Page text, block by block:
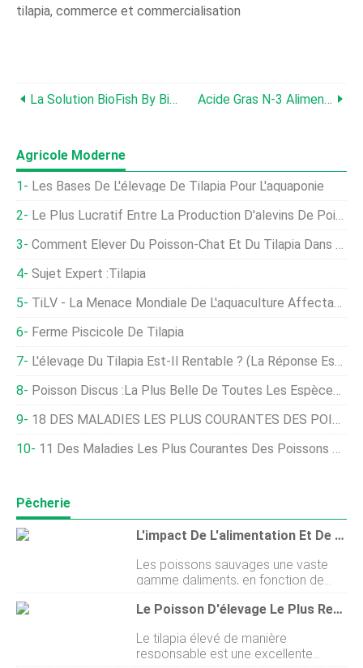
tilapia, commerce et commercialisation
La Solution BioFish By Biolan :Innovation Technologique Certifiée Pour Garantir La Qualité Et La Sécurité Des Produits De La Mer Acide Gras N-3 Alimentaire Pour Le Tilapia Du Nil À Température Optimale Et Sous-Optimale-Froide
Agricole Moderne
Les Bases De L'élevage De Tilapia Pour L'aquaponie
Le Plus Lucratif Entre La Production D'alevins De Poisson Ou Leur Élévation À La Taille D'une Table
Comment Élever Du Poisson-Chat Et Du Tilapia Dans Le Même Étang À Poissons En Même Temps
Sujet Expert :Tilapia
TiLV - La Menace Mondiale De L'aquaculture Affectant La Production De Tilapia
Ferme Piscicole De Tilapia
L'élevage Du Tilapia Est-Il Rentable ? (La Réponse Est Un Peu Complexe)
Poisson Discus :la Plus Belle De Toutes Les Espèces D'eau Douce
18 DES MALADIES LES PLUS COURANTES DES POISSONS (et Comment Les Guérir !)
11 Des Maladies Les Plus Courantes Des Poissons D'eau Salée (ET COMMENT LES GUÉRIR !)
Pêcherie
L'impact De L'alimentation Et De L'environnement Sur Les Poissons Sauvages Et D'élevage
Les poissons sauvages une vaste
gamme daliments, en fonction de
leurs espèces et de ce qui est
disponible dans leur environnement
tendance à se nourrir dalgues, cest
ainsi quils obtiennent des oméga-3
Le Poisson D'élevage Le Plus Responsable À Manger
Le tilapia élevé de manière
responsable est une excellente